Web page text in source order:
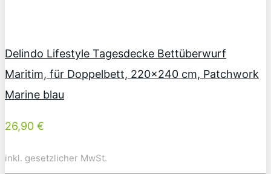
Delindo Lifestyle Tagesdecke Bettüberwurf
Maritim, für Doppelbett, 220×240 cm, Patchwork
Marine blau
26,90 €
inkl. gesetzlicher MwSt.